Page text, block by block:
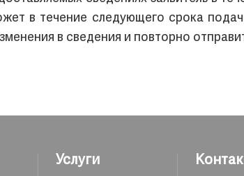
в течение следующего срока
в сведения и повторно
Услуги